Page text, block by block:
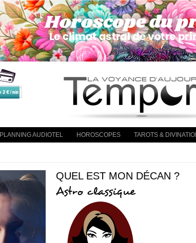
PLANNING AUDIOTEL HOROSCOPES TAROTS &
QUEL EST MON DÉCAN ?
Astro classique